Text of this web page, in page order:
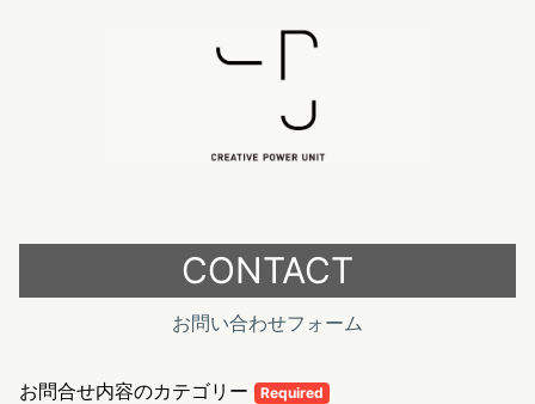
CONTACT
お問い合わせフォーム
お問合せ内容のカテゴリー Required